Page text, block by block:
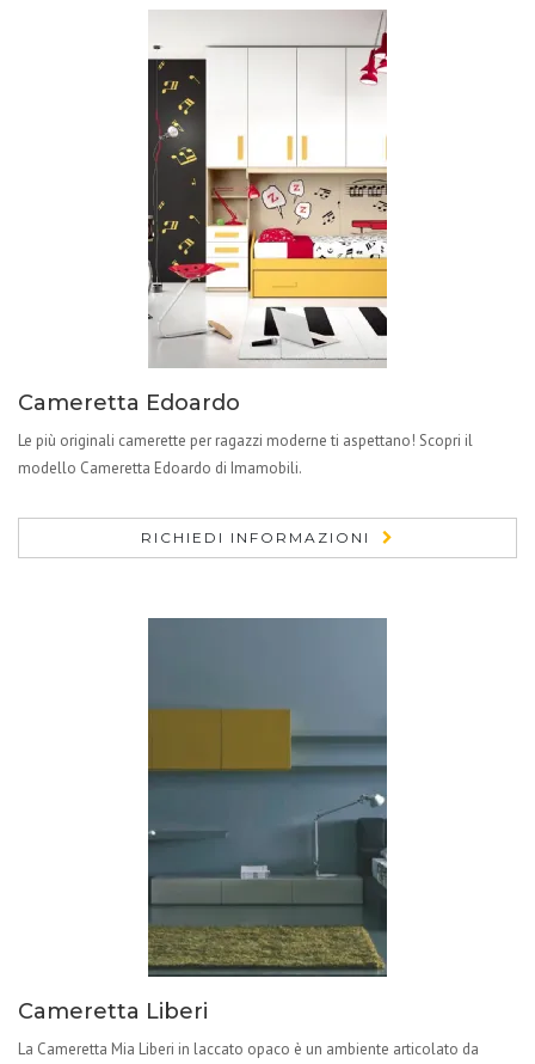
Cameretta Edoardo
Le più originali camerette per ragazzi moderne ti aspettano! Scopri il
modello Cameretta Edoardo di Imamobili.
RICHIEDI INFORMAZIONI
Cameretta Liberi
La Cameretta Mia Liberi in laccato opaco è un ambiente articolato da